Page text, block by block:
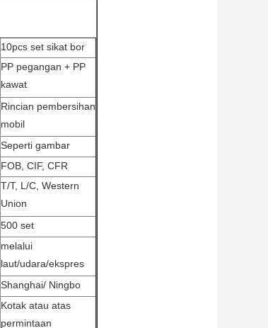
10pcs set sikat bor
PP pegangan + PP
kawat
Rincian pembersihan
mobil
Seperti gambar
FOB, CIF, CFR
T/T, L/C, Western
Union
500 set
melalui
laut/udara/ekspres
Shanghai/ Ningbo
Kotak atau atas
permintaan